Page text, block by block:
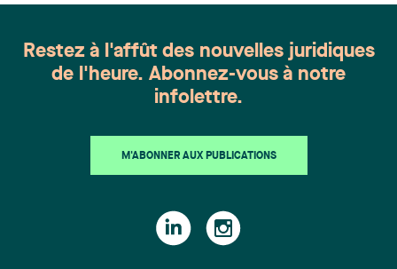
Restez à l'affût des nouvelles juridiques
de l'heure. Abonnez-vous à notre
infolettre.
M'ABONNER AUX PUBLICATIONS